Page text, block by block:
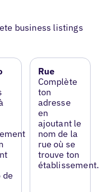
business listings
de
Rue
Complète
ton
adresse
en
ajoutant le
nom de la
rue où se
trouve ton
établissement.